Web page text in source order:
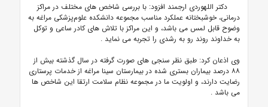
دکتر اللهوردی ارجمند افزود: با بررسی شاخص های مختلف در مراکز
درمانی، خوشبختانه عملکرد مناسب مجموعه دانشکده علوم‌پزشکی مراغه به
وضوح قابل لمس می باشد، و این مراکز با تلاش های کادر ساعی و توکل
به خداوند روند رو به رشدی را تجربه می نماید .
وی اذعان کرد: طبق نظر سنجی های صورت گرفته در سال گذشته بیش از
۸۸ درصد بیماران بستری شده در بیمارستان سینا مراغه از خدمات پرستاری
رضایت دارند، و اولویت ما در مجموعه نظام سلامت ارتقا این شاخص ها
می باشد .